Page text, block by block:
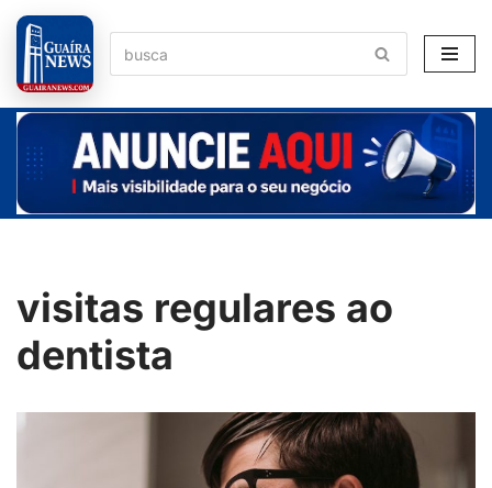
Pular
para
o
conteúdo
visitas regulares ao
dentista